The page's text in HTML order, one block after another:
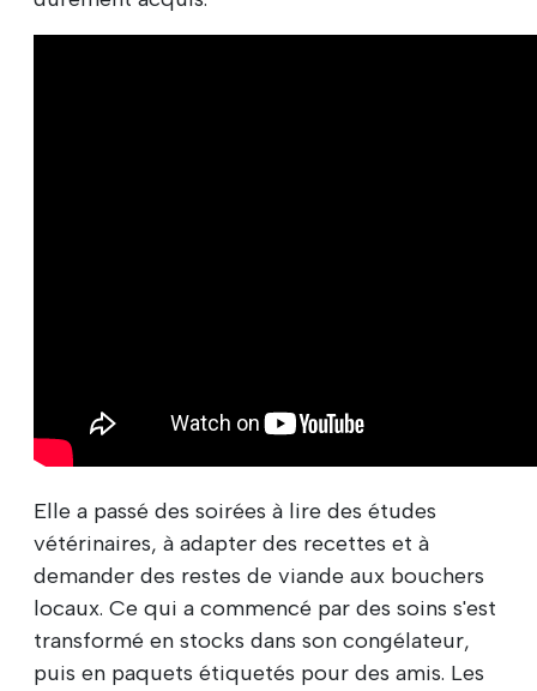
Elle a passé des soirées à lire des études
vétérinaires, à adapter des recettes et à
demander des restes de viande aux bouchers
locaux. Ce qui a commencé par des soins s'est
transformé en stocks dans son congélateur,
puis en paquets étiquetés pour des amis. Les